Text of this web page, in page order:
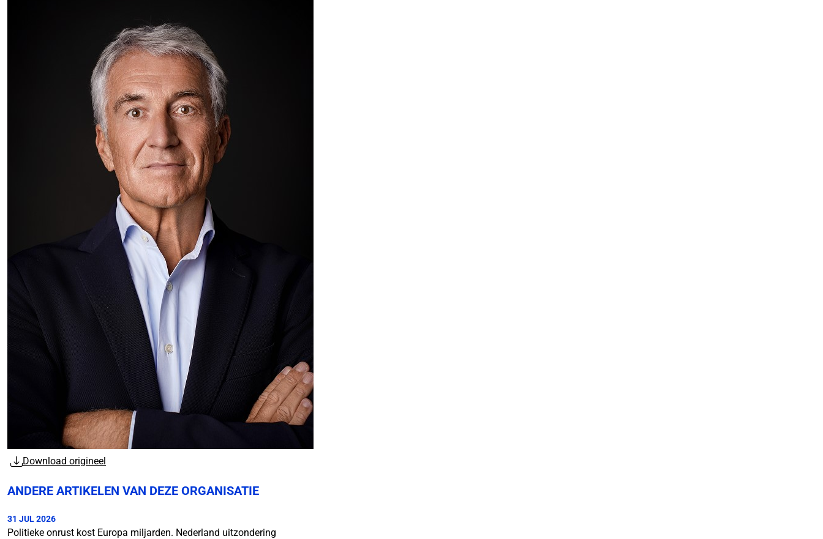
Download origineel
ANDERE ARTIKELEN VAN DEZE ORGANISATIE
31 JUL 2026
Politieke onrust kost Europa miljarden. Nederland uitzondering